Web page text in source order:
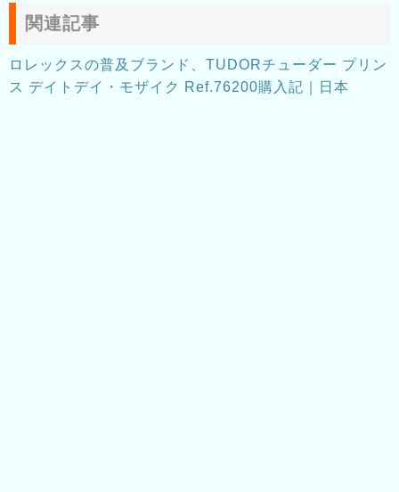
関連記事
ロレックスの普及ブランド、TUDORチューダー プリン
ス デイトデイ・モザイク Ref.76200購入記｜日本